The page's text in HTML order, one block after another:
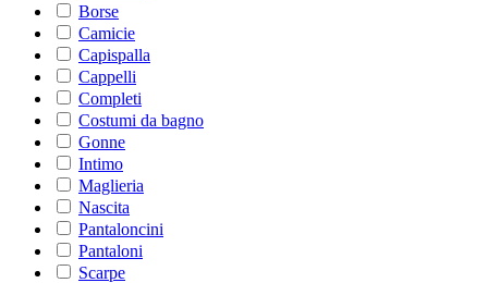
Borse
Camicie
Capispalla
Cappelli
Completi
Costumi da bagno
Gonne
Intimo
Maglieria
Nascita
Pantaloncini
Pantaloni
Scarpe